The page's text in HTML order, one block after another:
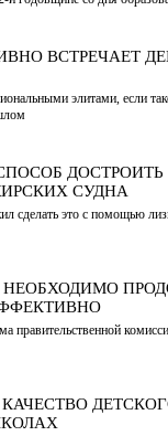
ВСТРЕЧАЕТ
элитами, если
ДОСТРОИТЬ
СУДНА
сделать это с помощью
НЕОБХОДИМО
правительственной